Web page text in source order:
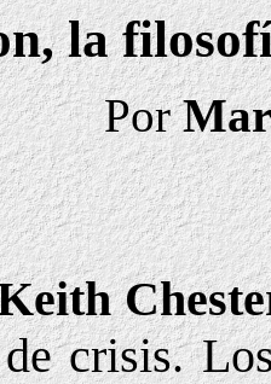
la
Por
crisis.